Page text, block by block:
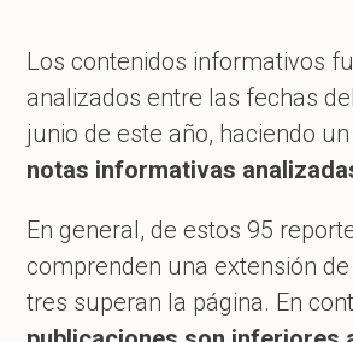
Los contenidos informativos
analizados entre las fechas
junio de este año, haciendo
notas informativas
En general, de estos 95
comprenden una extensión
tres superan la página. En